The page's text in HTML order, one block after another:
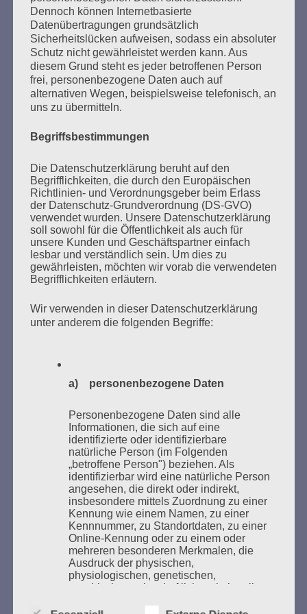
SUCHEN
NACH:
VERBRANNTEN BÜCHERN
Donnerstag, 21. Mai 2026, 11 – 18 Uhr
Zum 26. Mal gibt es eine Marathonlesung anlässlich
Kaifu-Ufer – genau an dem Ort, wo im Mai 1933 NS-
Studentenorganisationen und Burschenschaftler
GEDENKEN UND ERINNERN BEGINNT IN
UNSERER NACHBARSCHAFT
Dennoch können Internetbasierte
Datenübertragungen grundsätzlich
Sicherheitslücken aufweisen, sodass ein absoluter
Schutz nicht gewährleistet werden kann. Aus
diesem Grund steht es jeder betroffenen Person
frei, personenbezogene Daten auch auf
alternativen Wegen, beispielsweise telefonisch, an
uns zu übermitteln.
Begriffsbestimmungen
Die Datenschutzerklärung beruht auf den
Begrifflichkeiten, die durch den Europäischen
Richtlinien- und Verordnungsgeber beim Erlass
der Datenschutz-Grundverordnung (DS-GVO)
verwendet wurden. Unsere Datenschutzerklärung
soll sowohl für die Öffentlichkeit als auch für
unsere Kunden und Geschäftspartner einfach
lesbar und verständlich sein. Um dies zu
gewährleisten, möchten wir vorab die verwendeten
Begrifflichkeiten erläutern.
Wir verwenden in dieser Datenschutzerklärung
unter anderem die folgenden Begriffe:
a) personenbezogene Daten
Personenbezogene Daten sind alle
Informationen, die sich auf eine
identifizierte oder identifizierbare
natürliche Person (im Folgenden
„betroffene Person") beziehen. Als
identifizierbar wird eine natürliche Person
angesehen, die direkt oder indirekt,
insbesondere mittels Zuordnung zu einer
Kennung wie einem Namen, zu einer
Kennnummer, zu Standortdaten, zu einer
Online-Kennung oder zu einem oder
mehreren besonderen Merkmalen, die
Ausdruck der physischen,
physiologischen, genetischen,
psychischen, wirtschaftlichen, kulturellen